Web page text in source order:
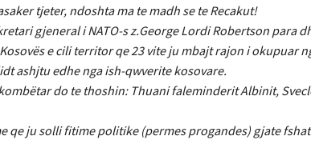
tjeter, ndoshta ma te madh se te Recakut!
gjeneral i NATO-s z.George Lordi Robertson para
e cili territor qe 23 vite ju mbajt rajon i okupuar
ashjtu edhe nga ish-qwverite kosovare.
do te thoshin: Thuani faleminderit Albinit,
qe ju solli fitime politike (permes progandes) gjate